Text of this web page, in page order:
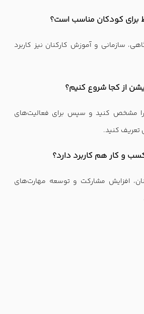
برای کودکان مناسب است؟
سازمانی و آموزش کارکنان نیز کاربرد
از کجا شروع کنیم؟
را مشخص کنید و سپس برای فعالیت‌های
تعریف کنید.
و کار هم کاربرد دارد؟
افزایش مشارکت و توسعه مهارت‌های